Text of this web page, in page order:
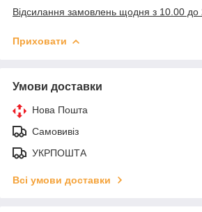
Відсилання замовлень щодня з 10.00 до
Приховати
Умови доставки
Нова Пошта
Самовивіз
УКРПОШТА
Всі умови доставки